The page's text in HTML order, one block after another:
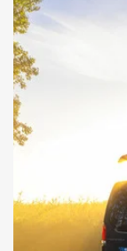
Die
EQ-Technologie